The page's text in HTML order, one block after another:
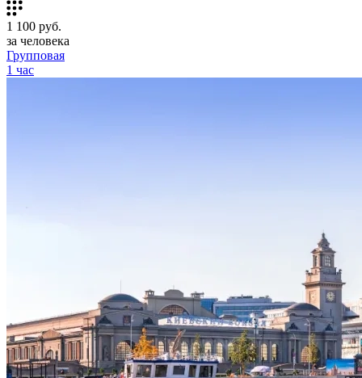
1 100 руб.
за человека
Групповая
1 час